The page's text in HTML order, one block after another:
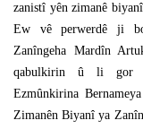
zanistî yên zimanê
Ew vê perwerdê ji
Zanîngeha Mardîn
qabulkirin û li gor
Ezmûnkirina
Zimanên Biyanî ya